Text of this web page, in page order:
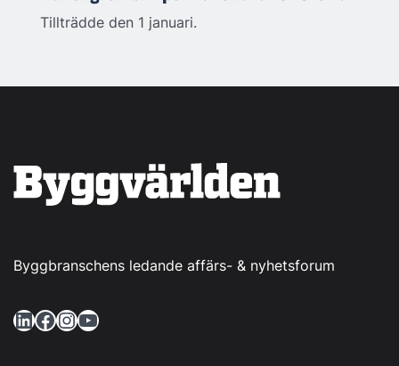
Tillträdde den 1 januari.
Byggbranschens ledande affärs- & nyhetsforum
LinkedIn Facebook InstagramYouTube